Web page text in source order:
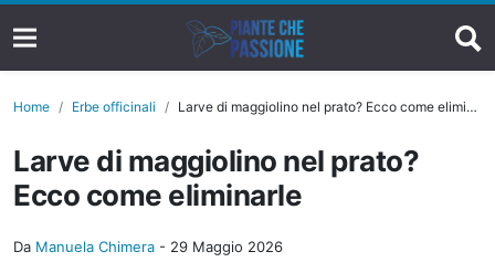
Home Erbe officinali Larve di maggiolino nel prato? Ecco come eliminarle
Larve di maggiolino nel prato?
Ecco come eliminarle
Da Manuela Chimera - 29 Maggio 2026